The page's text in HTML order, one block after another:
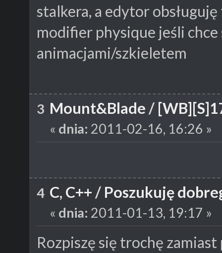
stalkera, a edytor
modifier physique jeśli
animacjami/szkieletem
3 Mount&Blade /
« dnia: 2011-02-16, 16:26 »
4 C, C++ / Poszukuję
« dnia: 2011-01-13, 19:17 »
Rozpiszę się trochę